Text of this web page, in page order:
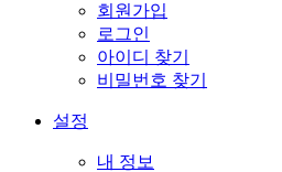
회원가입
로그인
아이디 찾기
비밀번호 찾기
설정
내 정보